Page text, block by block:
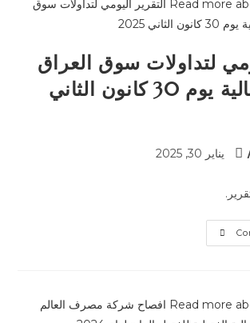
لتداولات سوق العراق
للأوراق المالية يوم 30 كانون الثاني
يناير 30, 2025